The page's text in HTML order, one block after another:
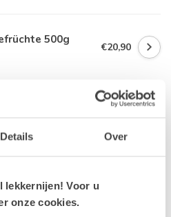
Details Over
lekkernijen! Voor u
onze cookies.
500g
€20,90